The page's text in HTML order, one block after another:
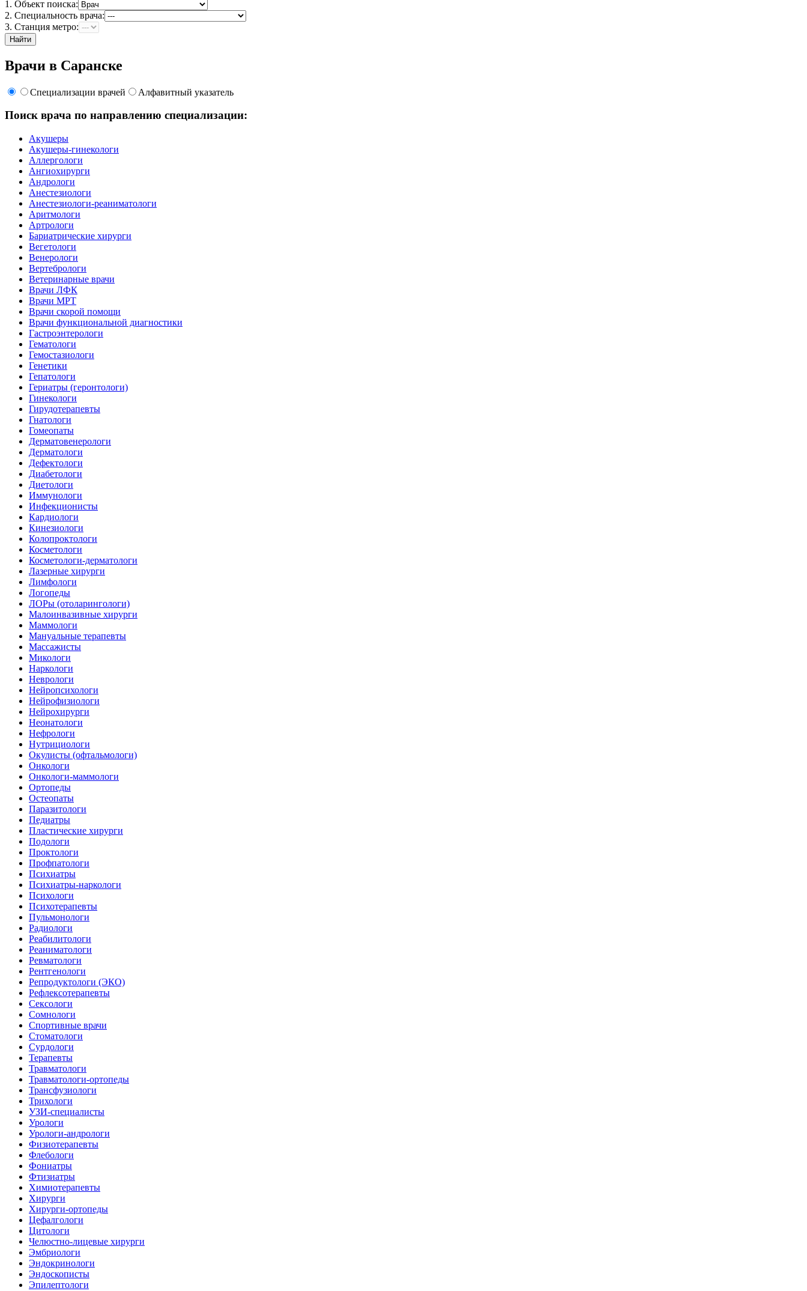
1. Объект поиска:
2. Специальность врача:
3. Станция метро:
Найти
Врачи в Саранске
Специализации врачей Алфавитный указатель
Поиск врача по направлению специализации:
Акушеры
Акушеры-гинекологи
Аллергологи
Ангиохирурги
Андрологи
Анестезиологи
Анестезиологи-реаниматологи
Аритмологи
Артрологи
Бариатрические хирурги
Вегетологи
Венерологи
Вертебрологи
Ветеринарные врачи
Врачи ЛФК
Врачи МРТ
Врачи скорой помощи
Врачи функциональной диагностики
Гастроэнтерологи
Гематологи
Гемостазиологи
Генетики
Гепатологи
Гериатры (геронтологи)
Гинекологи
Гирудотерапевты
Гнатологи
Гомеопаты
Дерматовенерологи
Дерматологи
Дефектологи
Диабетологи
Диетологи
Иммунологи
Инфекционисты
Кардиологи
Кинезиологи
Колопроктологи
Косметологи
Косметологи-дерматологи
Лазерные хирурги
Лимфологи
Логопеды
ЛОРы (отоларингологи)
Малоинвазивные хирурги
Маммологи
Мануальные терапевты
Массажисты
Микологи
Наркологи
Неврологи
Нейропсихологи
Нейрофизиологи
Нейрохирурги
Неонатологи
Нефрологи
Нутрициологи
Окулисты (офтальмологи)
Онкологи
Онкологи-маммологи
Ортопеды
Остеопаты
Паразитологи
Педиатры
Пластические хирурги
Подологи
Проктологи
Профпатологи
Психиатры
Психиатры-наркологи
Психологи
Психотерапевты
Пульмонологи
Радиологи
Реабилитологи
Реаниматологи
Ревматологи
Рентгенологи
Репродуктологи (ЭКО)
Рефлексотерапевты
Сексологи
Сомнологи
Спортивные врачи
Стоматологи
Сурдологи
Терапевты
Травматологи
Травматологи-ортопеды
Трансфузиологи
Трихологи
УЗИ-специалисты
Урологи
Урологи-андрологи
Физиотерапевты
Флебологи
Фониатры
Фтизиатры
Химиотерапевты
Хирурги
Хирурги-ортопеды
Цефалгологи
Цитологи
Челюстно-лицевые хирурги
Эмбриологи
Эндокринологи
Эндоскописты
Эпилептологи